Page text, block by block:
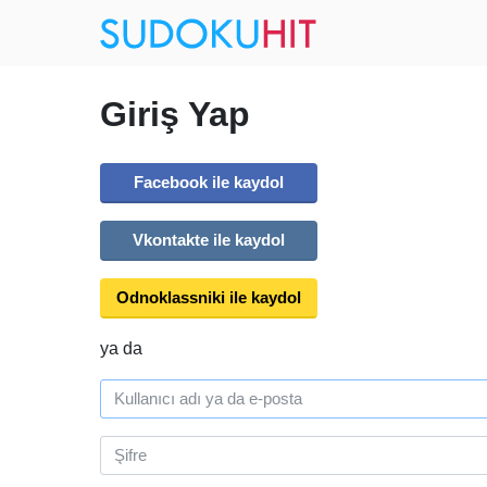
Giriş Yap
Facebook ile kaydol
Vkontakte ile kaydol
Odnoklassniki ile kaydol
ya da